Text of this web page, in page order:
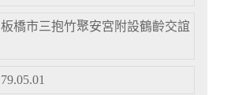
板橋市三抱竹聚安宮附設鶴齡交誼
79.05.01